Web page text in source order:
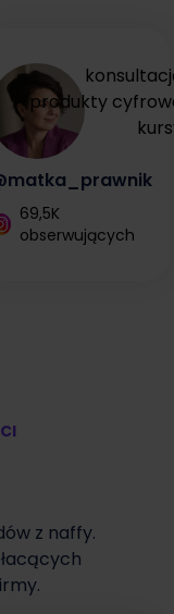
produkty
69,5K
obserwujących
z naffy.